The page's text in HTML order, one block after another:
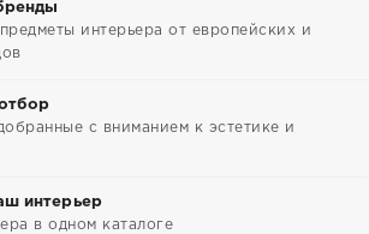
интерьера от европейских и
с вниманием к эстетике и
интерьер
в одном каталоге